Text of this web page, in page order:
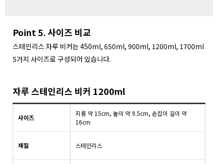
Point 5. 사이즈 비교
스테인리스 자루 비커는 450ml, 650ml, 900ml, 1200ml, 1700ml
5가지 사이즈로 구성되어 있습니다.
자루 스테인리스 비커 1200ml
사이즈
지름 약 15cm, 높이 약 9.5cm, 손잡이 길이 약
16cm
재질 스테인리스